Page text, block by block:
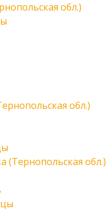
обл.)
обл.)
(Тернопольская обл.)